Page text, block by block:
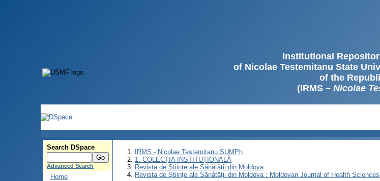
Institutional
of Nicolae Testemitanu State
of the
(IRMS – Nicolae
Search DSpace
Advanced Search
Home
IRMS - Nicolae Testemitanu SUMPh
1. COLECȚIA INSTITUȚIONALĂ
Revista de Științe ale Sănătății din Moldova
Revista de Științe ale Sănătății din Moldova : Moldovan Journal of Health